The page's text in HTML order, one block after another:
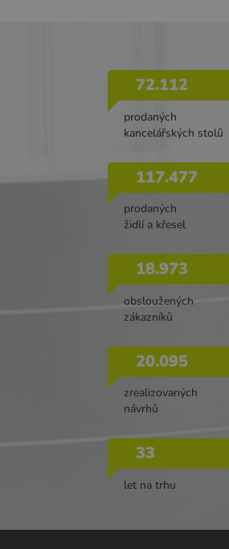
72.112
prodaných
kancelářských stolů
117.477
prodaných
židlí a křesel
18.973
obsloužených
zákazníků
20.095
zrealizovaných
návrhů
33
let na trhu